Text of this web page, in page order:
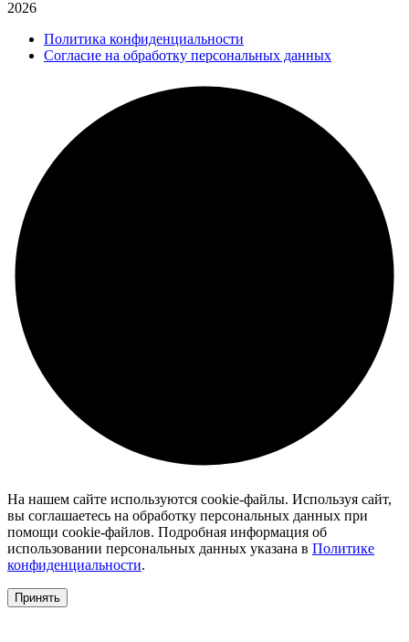
2026
Политика конфиденциальности
Согласие на обработку персональных данных
На нашем сайте используются cookie-файлы. Используя сайт,
вы соглашаетесь на обработку персональных данных при
помощи cookie-файлов. Подробная информация об
использовании персональных данных указана в Политике
конфиденциальности.
Принять